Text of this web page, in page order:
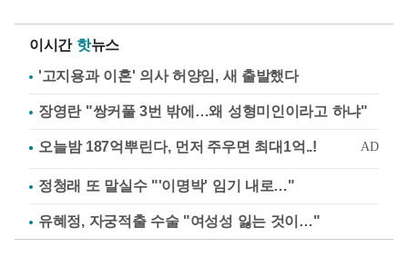
이시간 핫뉴스
'고지용과 이혼' 의사 허양임, 새 출발했다
장영란 "쌍커풀 3번 밖에…왜 성형미인이라고 하냐"
정청래 또 말실수 "'이명박' 임기 내로…"
유혜정, 자궁적출 수술 "여성성 잃는 것이…"